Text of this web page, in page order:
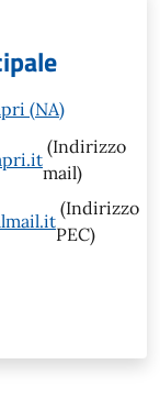
(NA)
(Indirizzo
mail)
(Indirizzo
PEC)